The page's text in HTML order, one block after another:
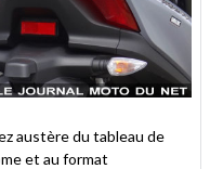
austère du tableau de
et au format